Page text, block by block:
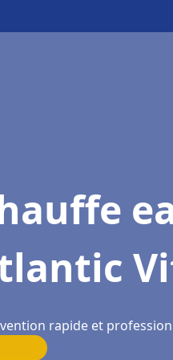
rapide et